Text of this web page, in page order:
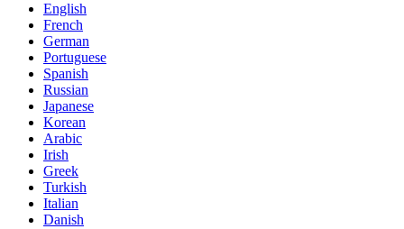
English
French
German
Portuguese
Spanish
Russian
Japanese
Korean
Arabic
Irish
Greek
Turkish
Italian
Danish